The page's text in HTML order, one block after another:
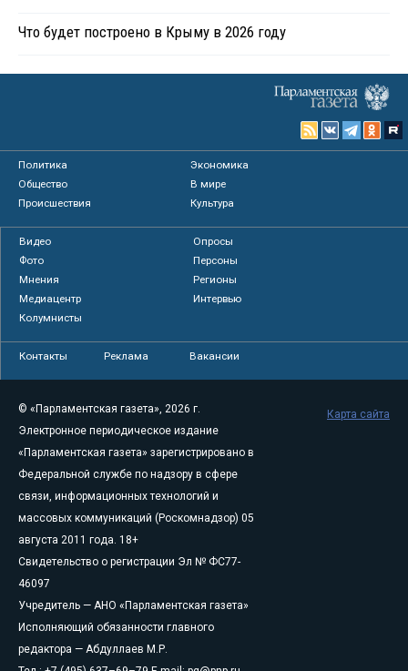
Что будет построено в Крыму в 2026 году
Политика
Экономика
Общество
В мире
Происшествия
Культура
Видео
Опросы
Фото
Персоны
Мнения
Регионы
Медиацентр
Интервью
Колумнисты
Контакты Реклама Вакансии
© «Парламентская газета», 2026 г.
Электронное периодическое издание
«Парламентская газета» зарегистрировано в
Федеральной службе по надзору в сфере
связи, информационных технологий и
массовых коммуникаций (Роскомнадзор) 05
августа 2011 года. 18+
Свидетельство о регистрации Эл № ФС77-
46097
Учредитель — АНО «Парламентская газета»
Исполняющий обязанности главного
редактора — Абдуллаев М.Р.
Карта сайта